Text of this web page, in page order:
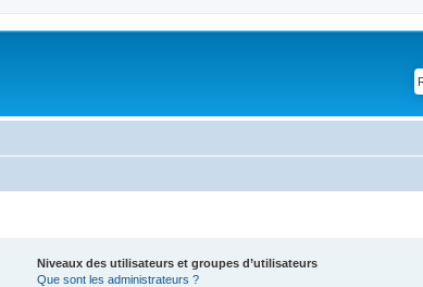
Niveaux des utilisateurs et groupes d’utilisateurs
Que sont les administrateurs ?